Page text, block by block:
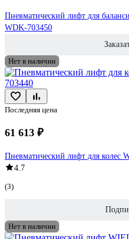
Пневматический лифт для
WDK-703450
Нет в наличии
Последняя цена
61 613 ₽
Пневматический лифт для колес
4.7
(3)
Нет в наличии